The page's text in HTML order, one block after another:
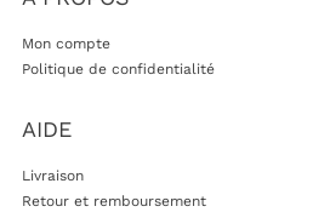
Mon compte
Politique de confidentialité
AIDE
Livraison
Retour et remboursement